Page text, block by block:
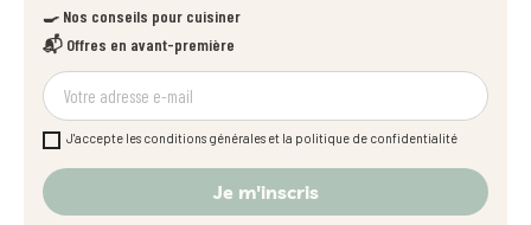
🍳 Nos conseils pour cuisiner
📬 Offres en avant-première
J'accepte les conditions générales et la politique de confidentialité
Je m'inscris